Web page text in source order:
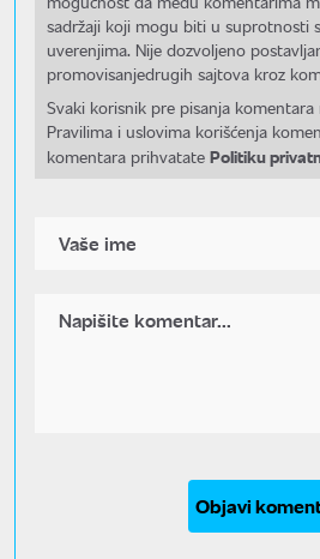
sadržaji koji mogu biti u suprotnosti
uverenjima. Nije dozvoljeno
promovisanjedrugih sajtova kroz
Svaki korisnik pre pisanja
Pravilima i uslovima korišćenja
komentara prihvatate Politiku
Objavi